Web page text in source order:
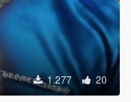
1.277 20